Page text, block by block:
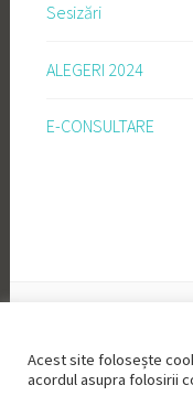
Sesizări
ALEGERI 2024
E-CONSULTARE
Acest site folosește
acordul asupra folosirii